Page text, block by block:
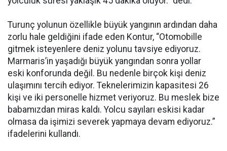
Turunç yolunun özellikle büyük yangının ardından daha
zorlu hale geldiğini ifade eden Kontur, “Otomobille
gitmek isteyenlere deniz yolunu tavsiye ediyoruz.
Marmaris’in yaşadığı büyük yangından sonra yollar
eski konforunda değil. Bu nedenle birçok kişi deniz
ulaşımını tercih ediyor. Teknelerimizin kapasitesi 26
kişi ve iki personelle hizmet veriyoruz. Bu meslek bize
babamızdan miras kaldı. Yolcu sayıları eskisi kadar
olmasa da işimizi severek yapmaya devam ediyoruz.”
ifadelerini kullandı.